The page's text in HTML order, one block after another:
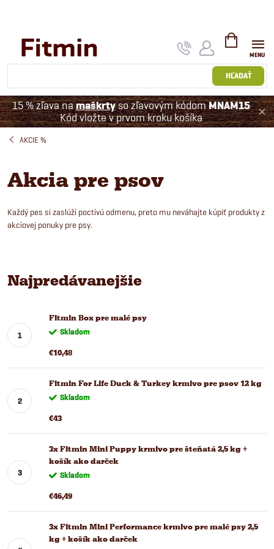
HĽADAŤ
NÁKUPNÝ
KOŠÍK
15 % zľava namaškrtyso zľavovým kódomMNAM15
Kód vložte v prvom kroku košíka
AKCIE %
Akcia pre psov
Každý pes si zaslúži poctivú odmenu, preto mu neváhajte kúpiť produkty z
akciovej ponuky pre psy.
Najpredávanejšie
Fitmin Box pre malé psy
Skladom
€10,48
Fitmin For Life Duck & Turkey krmivo pre psov 12 kg
Skladom
€43
3x Fitmin Mini Puppy krmivo pre šteňatá 2,5 kg +
košík ako darček
Skladom
€46,49
3x Fitmin Mini Performance krmivo pre malé psy 2,5
kg + košík ako darček